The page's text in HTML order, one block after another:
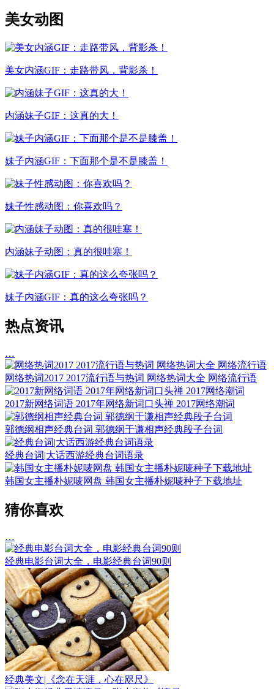
美女动图
美女内涵GIF：走路带风，背影杀！
内涵妹子GIF：这真的大！
妹子内涵GIF：下面那个是不是膝盖！
妹子性感动图：你喜欢吗？
内涵妹子动图：真的很哇塞！
妹子内涵GIF：真的这么夸张吗？
热点资讯
…
网络热词2017 2017流行语与热词 网络热词大全 网络流行语
2017新网络词语 2017年网络新词口头禅 2017网络潮词
郭德纲相声经典台词 郭德纲于谦相声经典段子台词
经典台词|大话西游经典台词语录
韩国女主播朴妮唛网盘 韩国女主播朴妮唛种子下载地址
猜你喜欢
…
经典电影台词大全，电影经典台词90则
经典美文|《念在天涯，心在咫尺》